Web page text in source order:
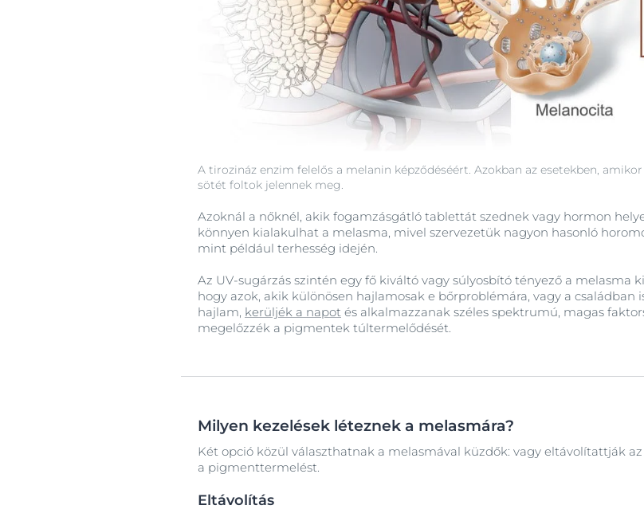
A tirozináz enzim felelős a melanin képződéséért. Azokban az esetekben,
sötét foltok jelennek meg.
Azoknál a nőknél, akik fogamzásgátló tablettát szednek vagy hormon
könnyen kialakulhat a melasma, mivel szervezetük nagyon hasonló
mint például terhesség idején.
Az UV-sugárzás szintén egy fő kiváltó vagy súlyosbító tényező a melasma
hogy azok, akik különösen hajlamosak e bőrproblémára, vagy a
hajlam, kerüljék a napot és alkalmazzanak széles spektrumú, magas
megelőzzék a pigmentek túltermelődését.
Milyen kezelések léteznek a melasmára?
Két opció közül választhatnak a melasmával küzdők: vagy eltávolítattják
a pigmenttermelést.
Eltávolítás